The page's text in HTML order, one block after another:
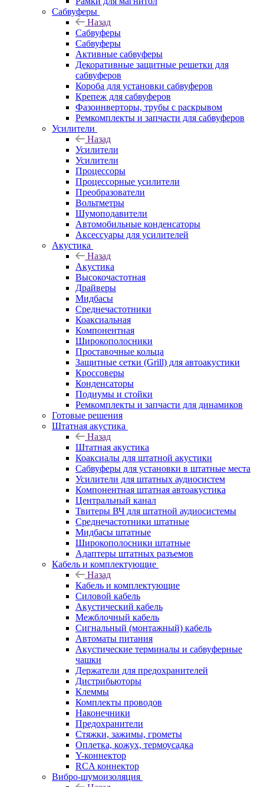
Сабвуферы
Назад
Сабвуферы
Сабвуферы
Активные сабвуферы
Декоративные защитные решетки для
сабвуферов
Короба для установки сабвуферов
Крепеж для сабвуферов
Фазоинверторы, трубы с раскрывом
Ремкомплекты и запчасти для сабвуферов
Усилители
Назад
Усилители
Усилители
Процессоры
Процессорные усилители
Преобразователи
Вольтметры
Шумоподавители
Автомобильные конденсаторы
Аксессуары для усилителей
Акустика
Назад
Акустика
Высокочастотная
Драйверы
Мидбасы
Среднечастотники
Коаксиальная
Компонентная
Широкополосники
Проставочные кольца
Защитные сетки (Grill) для автоакустики
Кроссоверы
Конденсаторы
Подиумы и стойки
Ремкомплекты и запчасти для динамиков
Готовые решения
Штатная акустика
Назад
Штатная акустика
Коаксиалы для штатной акустики
Сабвуферы для установки в штатные места
Усилители для штатных аудиосистем
Компонентная штатная автоакустика
Центральный канал
Твитеры ВЧ для штатной аудиосистемы
Среднечастотники штатные
Мидбасы штатные
Широкополосники штатные
Адаптеры штатных разъемов
Кабель и комплектующие
Назад
Кабель и комплектующие
Силовой кабель
Акустический кабель
Межблочный кабель
Сигнальный (монтажный) кабель
Автоматы питания
Акустические терминалы и сабвуферные
чашки
Держатели для предохранителей
Дистрибьюторы
Клеммы
Комплекты проводов
Наконечники
Предохранители
Стяжки, зажимы, грометы
Оплетка, кожух, термоусадка
Y-коннектор
RCA коннектор
Вибро-шумоизоляция